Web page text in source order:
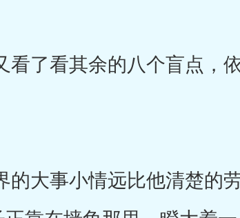
了看其余的八个盲点，
大事小情远比他清楚的